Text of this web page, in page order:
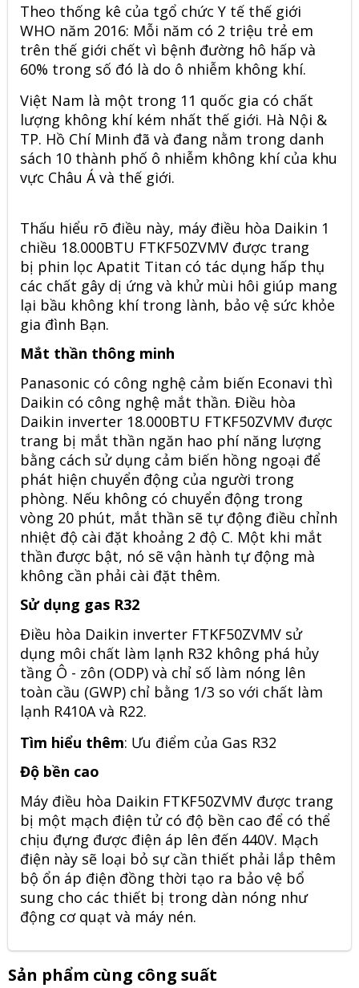
Theo thống kê của tgổ chức Y tế thế giới
WHO năm 2016: Mỗi năm có 2 triệu trẻ em
trên thế giới chết vì bệnh đường hô hấp và
60% trong số đó là do ô nhiễm không khí.
Việt Nam là một trong 11 quốc gia có chất
lượng không khí kém nhất thế giới. Hà Nội &
TP. Hồ Chí Minh đã và đang nằm trong danh
sách 10 thành phố ô nhiễm không khí của khu
vực Châu Á và thế giới.
Thấu hiểu rõ điều này, máy điều hòa Daikin 1
chiều 18.000BTU FTKF50ZVMV được trang
bị phin lọc Apatit Titan có tác dụng hấp thụ
các chất gây dị ứng và khử mùi hôi giúp mang
lại bầu không khí trong lành, bảo vệ sức khỏe
gia đình Bạn.
Mắt thần thông minh
Panasonic có công nghệ cảm biến Econavi thì
Daikin có công nghệ mắt thần. Điều hòa
Daikin inverter 18.000BTU FTKF50ZVMV được
trang bị mắt thần ngăn hao phí năng lượng
bằng cách sử dụng cảm biến hồng ngoại để
phát hiện chuyển động của người trong
phòng. Nếu không có chuyển động trong
vòng 20 phút, mắt thần sẽ tự động điều chỉnh
nhiệt độ cài đặt khoảng 2 độ C. Một khi mắt
thần được bật, nó sẽ vận hành tự động mà
không cần phải cài đặt thêm.
Sử dụng gas R32
Điều hòa Daikin inverter FTKF50ZVMV sử
dụng môi chất làm lạnh R32 không phá hủy
tầng Ô - zôn (ODP) và chỉ số làm nóng lên
toàn cầu (GWP) chỉ bằng 1/3 so với chất làm
lạnh R410A và R22.
Tìm hiểu thêm: Ưu điểm của Gas R32
Độ bền cao
Máy điều hòa Daikin FTKF50ZVMV được trang
bị một mạch điện tử có độ bền cao để có thể
chịu đựng được điện áp lên đến 440V. Mạch
điện này sẽ loại bỏ sự cần thiết phải lắp thêm
bộ ổn áp điện đồng thời tạo ra bảo vệ bổ
sung cho các thiết bị trong dàn nóng như
động cơ quạt và máy nén.
Sản phẩm cùng công suất